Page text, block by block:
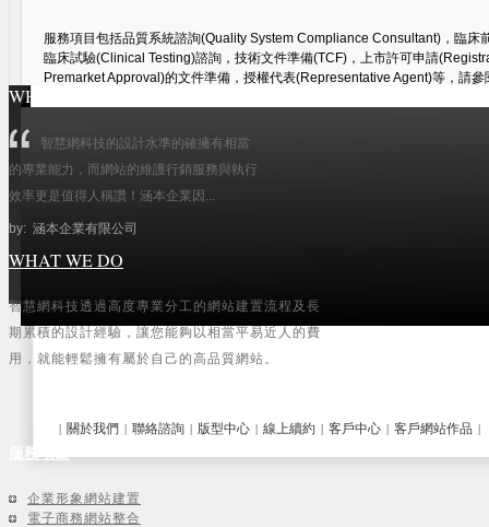
服務項目包括品質系統諮詢(Quality System Compliance Consultant)，臨床
臨床試驗(Clinical Testing)諮詢，技術文件準備(TCF)，上市許可申請
Premarket Approval)的文件準備，授權代表(Representative Agent)等，請參
此外，本公司亦提供食品查驗登記。品質系統方面可提供實驗室認證輔導，
瀏覽 (3632) |支持(0) |反對(
公司形象類
線上購物類(21)
WHAT THEY SAY
智慧網科技的設計水準的確擁有相當
的專業能力，而網站的維護行銷服務與執行
效率更是值得人稱讚！涵本企業因...
by: 涵本企業有限公司
WHAT WE DO
智慧網科技透過高度專業分工的網站建置流程及長
期累積的設計經驗，讓您能夠以相當平易近人的費
用，就能輕鬆擁有屬於自己的高品質網站。
| 關於我們 | 聯絡諮詢 | 版型中心 | 線上續約 | 客戶中心 | 客戶網站作品 |
服務項目
企業形象網站建置
電子商務網站整合